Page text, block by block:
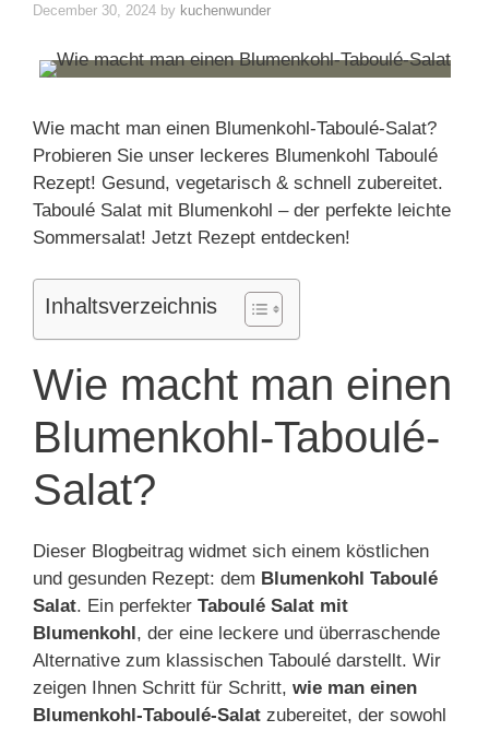
December 30, 2024 by kuchenwunder
Wie macht man einen Blumenkohl-Taboulé-Salat?
Probieren Sie unser leckeres Blumenkohl Taboulé
Rezept! Gesund, vegetarisch & schnell zubereitet.
Taboulé Salat mit Blumenkohl – der perfekte leichte
Sommersalat! Jetzt Rezept entdecken!
Inhaltsverzeichnis
Wie macht man einen
Blumenkohl-Taboulé-
Salat?
Dieser Blogbeitrag widmet sich einem köstlichen
und gesunden Rezept: dem Blumenkohl Taboulé
Salat. Ein perfekter Taboulé Salat mit
Blumenkohl, der eine leckere und überraschende
Alternative zum klassischen Taboulé darstellt. Wir
zeigen Ihnen Schritt für Schritt, wie man einen
Blumenkohl-Taboulé-Salat zubereitet, der sowohl